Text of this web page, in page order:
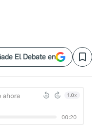
El Debate en Save